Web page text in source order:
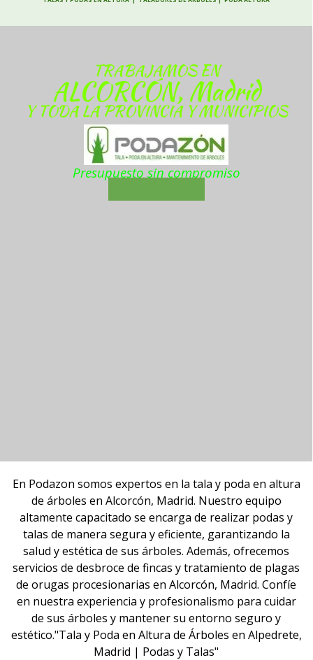
TRABAJAMOS EN
ALCORCÓN, Madrid
Y TODA LA PROVINCIA Y MUNICIPIOS
Presupuesto sin compromiso
En Podazon somos expertos en la tala y poda en altura
de árboles en Alcorcón, Madrid. Nuestro equipo
altamente capacitado se encarga de realizar podas y
talas de manera segura y eficiente, garantizando la
salud y estética de sus árboles. Además, ofrecemos
servicios de desbroce de fincas y tratamiento de plagas
de orugas procesionarias en Alcorcón, Madrid. Confíe
en nuestra experiencia y profesionalismo para cuidar
de sus árboles y mantener su entorno seguro y
estético."Tala y Poda en Altura de Árboles en Alpedrete,
Madrid | Podas y Talas"